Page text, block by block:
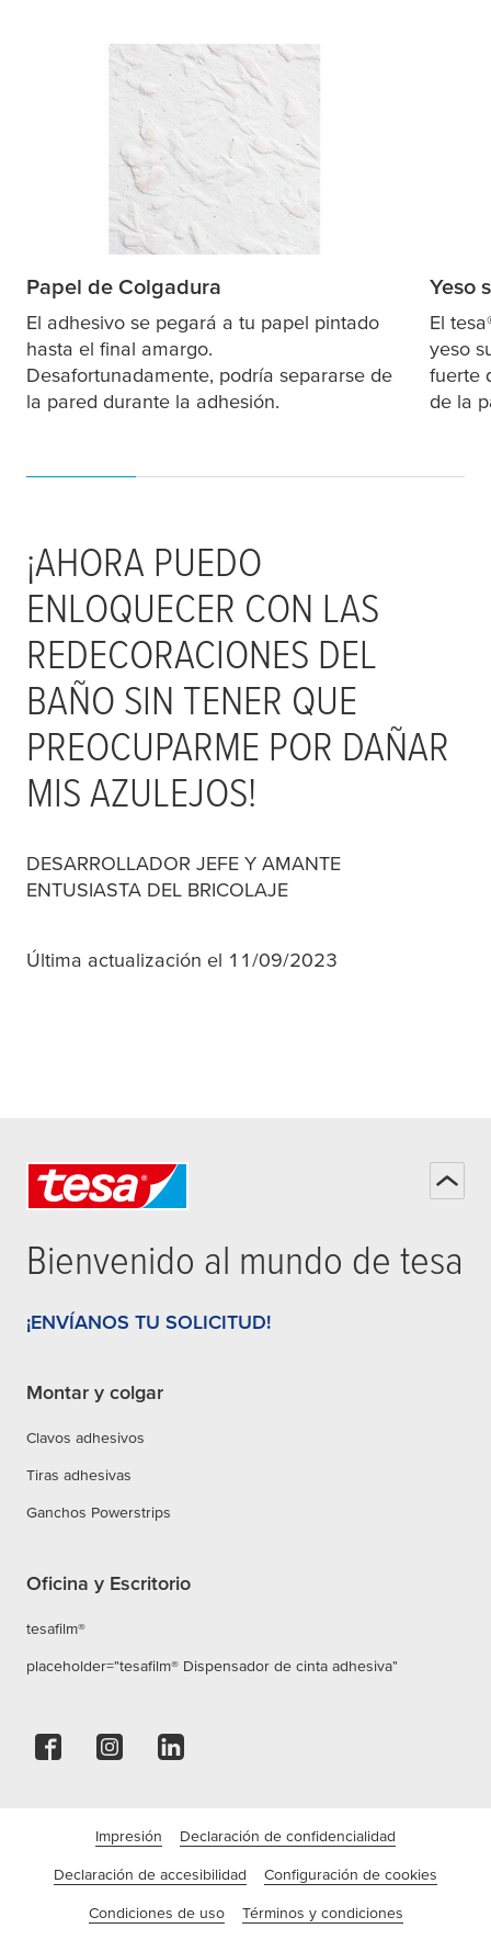
Papel de Colgadura
El adhesivo se pegará a tu papel pintado
hasta el final amargo.
Desafortunadamente, podría separarse de
la pared durante la adhesión.
Yeso
El tesa
yeso
fuerte
de la
¡AHORA PUEDO
ENLOQUECER CON LAS
REDECORACIONES DEL
BAÑO SIN TENER QUE
PREOCUPARME POR DAÑAR
MIS AZULEJOS!
DESARROLLADOR JEFE Y AMANTE
ENTUSIASTA DEL BRICOLAJE
Última actualización el 11/09/2023
Bienvenido al mundo de tesa
¡ENVÍANOS TU SOLICITUD!
Montar y colgar
Clavos adhesivos
Tiras adhesivas
Ganchos Powerstrips
Oficina y Escritorio
tesafilm®
placeholder="tesafilm® Dispensador de cinta adhesiva"
Impresión Declaración de confidencialidad
Declaración de accesibilidad Configuración de cookies
Condiciones de uso Términos y condiciones